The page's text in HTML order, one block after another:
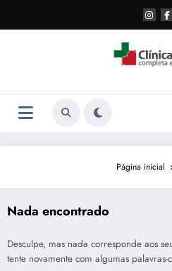
o
Página inicial
Nada encontrado
Desculpe, mas nada corresponde aos
tente novamente com algumas palavras-